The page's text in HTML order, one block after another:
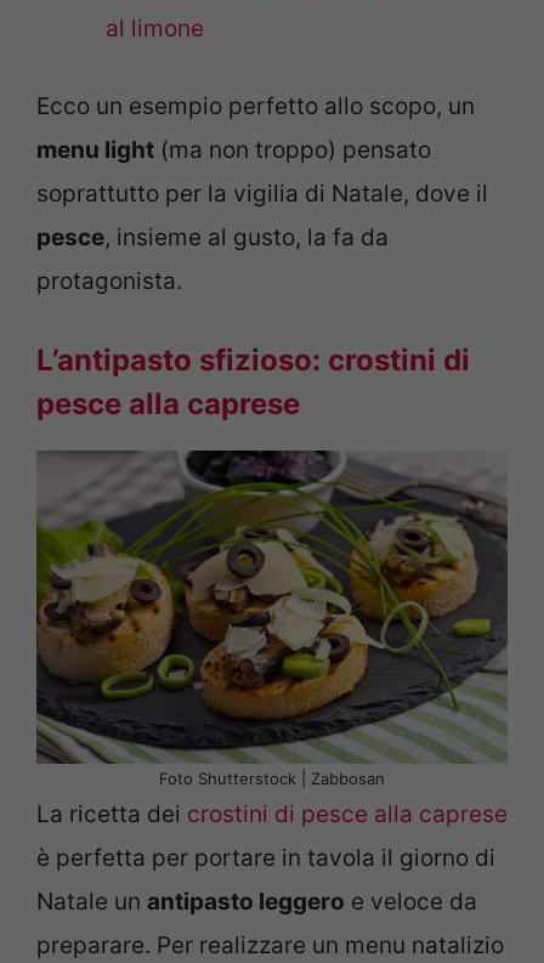
al limone
Ecco un esempio perfetto allo scopo, un
menu light (ma non troppo) pensato
soprattutto per la vigilia di Natale, dove il
pesce, insieme al gusto, la fa da
protagonista.
L’antipasto sfizioso: crostini di
pesce alla caprese
Foto Shutterstock | Zabbosan
La ricetta dei crostini di pesce alla caprese
è perfetta per portare in tavola il giorno di
Natale un antipasto leggero e veloce da
preparare. Per realizzare un menu natalizio